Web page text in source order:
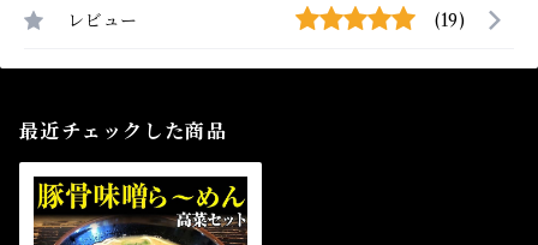
レビュー (19)
最近チェックした商品